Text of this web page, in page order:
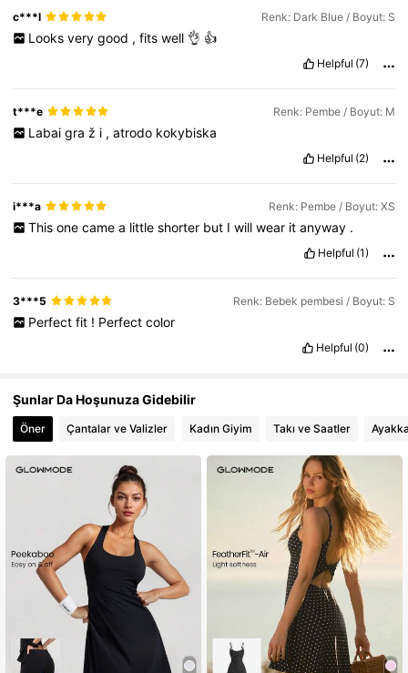
c***l Renk: Dark Blue / Boyut: S
Looks very good , fits well 👌 👍
Helpful (7)
t***e Renk: Pembe / Boyut: M
Labai gra ž i , atrodo kokybiska
Helpful (2)
i***a Renk: Pembe / Boyut: XS
This one came a little shorter but I will wear it anyway .
Helpful (1)
3***5 Renk: Bebek pembesi / Boyut: S
Perfect fit ! Perfect color
Helpful (0)
Şunlar Da Hoşunuza Gidebilir
Öner Çantalar ve Valizler Kadın Giyim Takı ve Saatler